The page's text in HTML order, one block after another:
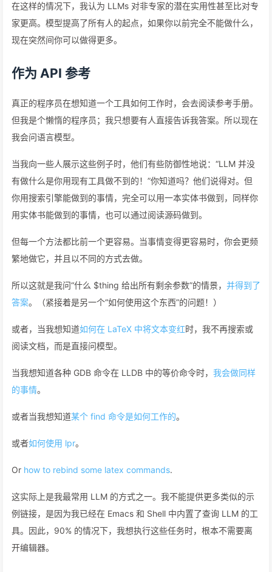
在这样的情况下，我认为 LLMs 对非专家的潜在实用性甚至比对专
家更高。模型提高了所有人的起点，如果你以前完全不能做什么，
现在突然间你可以做得更多。
作为 API 参考
真正的程序员在想知道一个工具如何工作时，会去阅读参考手册。
但我是个懒惰的程序员；我只想要有人直接告诉我答案。所以现在
我会问语言模型。
当我向一些人展示这些例子时，他们有些防御性地说：“LLM 并没
有做什么是你用现有工具做不到的！”你知道吗？他们说得对。但
你用搜索引擎能做到的事情，完全可以用一本实体书做到，同样你
用实体书能做到的事情，也可以通过阅读源码做到。
但每一个方法都比前一个更容易。当事情变得更容易时，你会更频
繁地做它，并且以不同的方式去做。
所以这就是我问“什么 $thing 给出所有剩余参数”的情景， 并得到了
答案。（紧接着是另一个“如何使用这个东西”的问题！）
或者，当我想知道如何在 LaTeX 中将文本变红时，我不再搜索或
阅读文档，而是直接问模型。
当我想知道各种 GDB 命令在 LLDB 中的等价命令时， 我会做同样
的事情。
或者当我想知道某个 find 命令是如何工作的。
或者如何使用 lpr。
Or how to rebind some latex commands.
这实际上是我最常用 LLM 的方式之一。我不能提供更多类似的示
例链接，是因为我已经在 Emacs 和 Shell 中内置了查询 LLM 的工
具。因此，90% 的情况下，我想执行这些任务时，根本不需要离
开编辑器。